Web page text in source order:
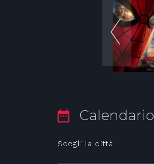
Calendario
Scegli la città: